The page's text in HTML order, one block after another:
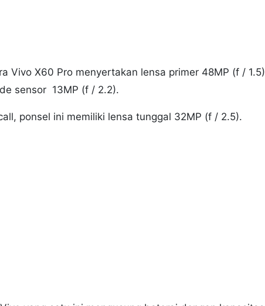
Vivo X60 Pro menyertakan lensa primer 48MP (f / 1.5)
sensor 13MP (f / 2.2).
ponsel ini memiliki lensa tunggal 32MP (f / 2.5).